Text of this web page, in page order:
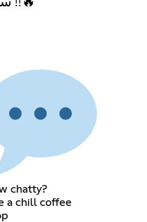
chatty?
a chill coffee